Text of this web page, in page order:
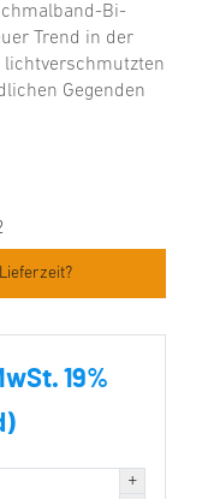
Bi-
Trend in der
lichtverschmutzten
Gegenden
19%